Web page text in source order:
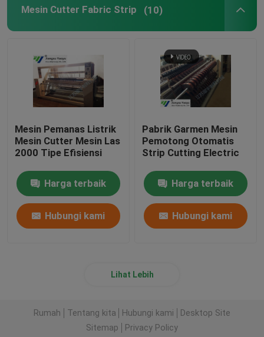
Mesin Cutter Fabric Strip (10)
Mesin Pemanas Listrik
Mesin Cutter Mesin Las
2000 Tipe Efisiensi
Harga terbaik
Hubungi kami
Pabrik Garmen Mesin
Pemotong Otomatis
Strip Cutting Electric
Harga terbaik
Hubungi kami
Lihat Lebih
Rumah Tentang kita Hubungi kami
Desktop Site
Sitemap
Privacy Policy